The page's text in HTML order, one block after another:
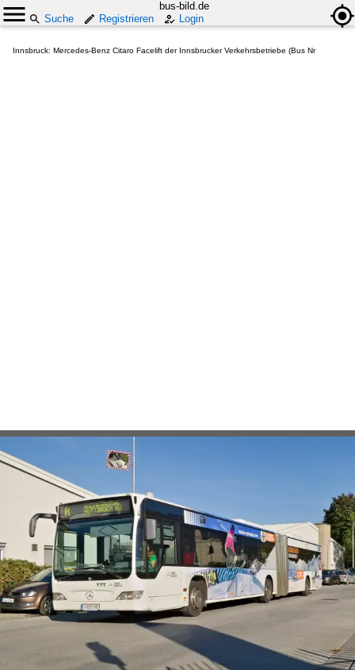
bus-bild.de
Suche
Registrieren Login
Innsbruck: Mercedes-Benz Citaro Facelift der Innsbrucker Verkehrsbetriebe (Bus Nr